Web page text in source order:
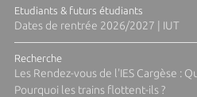
Etudiants & futurs étudiants
Dates de rentrée 2026/2027 | IUT
Recherche
Les Rendez-vous de l'IES Cargèse :
Pourquoi les trains flottent-ils ?